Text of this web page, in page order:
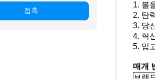
접촉
1. 볼
2. 탄
3. 당
4. 혁
5. 입
매개
브랜